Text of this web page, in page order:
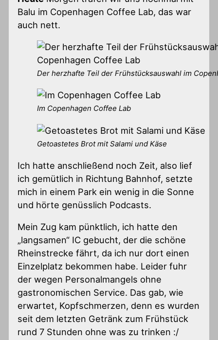
Balu im Copenhagen Coffee Lab, das war
auch nett.
Der herzhafte Teil der Frühstücksauswahl im
Im Copenhagen Coffee Lab
Getoastetes Brot mit Salami und Käse
Ich hatte anschließend noch Zeit, also lief
ich gemütlich in Richtung Bahnhof, setzte
mich in einem Park ein wenig in die Sonne
und hörte genüsslich Podcasts.
Mein Zug kam pünktlich, ich hatte den
„langsamen“ IC gebucht, der die schöne
Rheinstrecke fährt, da ich nur dort einen
Einzelplatz bekommen habe. Leider fuhr
der wegen Personalmangels ohne
gastronomischen Service. Das gab, wie
erwartet, Kopfschmerzen, denn es wurden
seit dem letzten Getränk zum Frühstück
rund 7 Stunden ohne was zu trinken :/